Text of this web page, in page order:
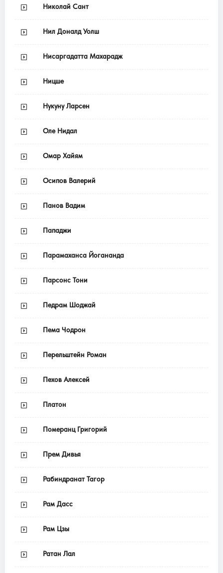
Николай Сант
Нил Доналд Уолш
Нисаргадатта Махарадж
Ницше
Нукуну Ларсен
Оле Нидал
Омар Хайям
Осипов Валерий
Панов Вадим
Пападжи
Парамаханса Йогананда
Парсонс Тони
Педрам Шоджай
Пема Чодрон
Перельштейн Роман
Пехов Алексей
Платон
Померанц Григорий
Прем Дивья
Рабиндранат Тагор
Рам Дасс
Рам Цзы
Ратан Лал